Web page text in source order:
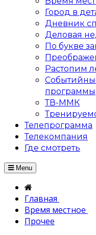
Город в
Дневник
Деловая
По букве
Растопим
программы
ТВ-ММК
Телепрограмма
Телекомпания
Где смотреть
Menu
Главная
Время местное
Прочее